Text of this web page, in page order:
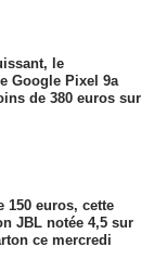
le
Google Pixel 9a
de 380 euros sur
150 euros, cette
JBL notée 4,5 sur
ce mercredi